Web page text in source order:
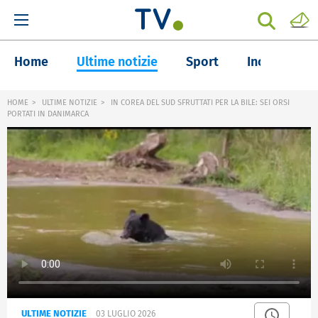
Home Ultime notizie Sport Inchieste
HOME ULTIME NOTIZIE
IN COREA DEL SUD SFRUTTATI PER LA BILE: SEI ORSI
PORTATI IN DANIMARCA
ULTIME NOTIZIE 03 LUGLIO 2026